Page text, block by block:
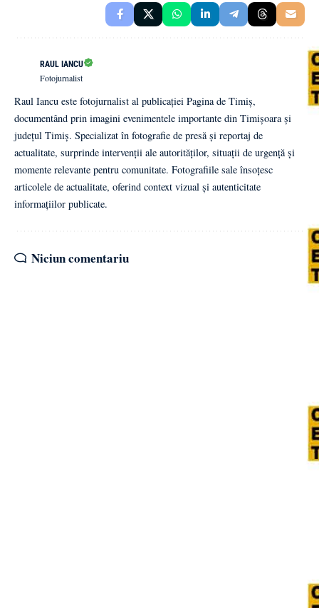
RAUL IANCU
Fotojurnalist
Raul Iancu este fotojurnalist al publicației Pagina de Timiș,
documentând prin imagini evenimentele importante din Timișoara și
județul Timiș. Specializat în fotografie de presă și reportaj de
actualitate, surprinde intervenții ale autorităților, situații de urgență și
momente relevante pentru comunitate. Fotografiile sale însoțesc
articolele de actualitate, oferind context vizual și autenticitate
informațiilor publicate.
Niciun comentariu